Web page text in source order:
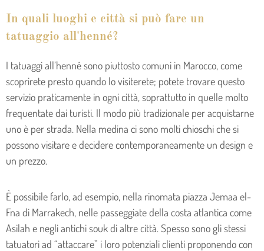
In quali luoghi e città si può fare un
tatuaggio all'henné?
I tatuaggi all’henné sono piuttosto comuni in Marocco, come
scoprirete presto quando lo visiterete; potete trovare questo
servizio praticamente in ogni città, soprattutto in quelle molto
frequentate dai turisti. Il modo più tradizionale per acquistarne
uno è per strada. Nella medina ci sono molti chioschi che si
possono visitare e decidere contemporaneamente un design e
un prezzo.
È possibile farlo, ad esempio, nella rinomata piazza Jemaa el-
Fna di Marrakech, nelle passeggiate della costa atlantica come
Asilah e negli antichi souk di altre città. Spesso sono gli stessi
tatuatori ad “attaccare” i loro potenziali clienti proponendo con